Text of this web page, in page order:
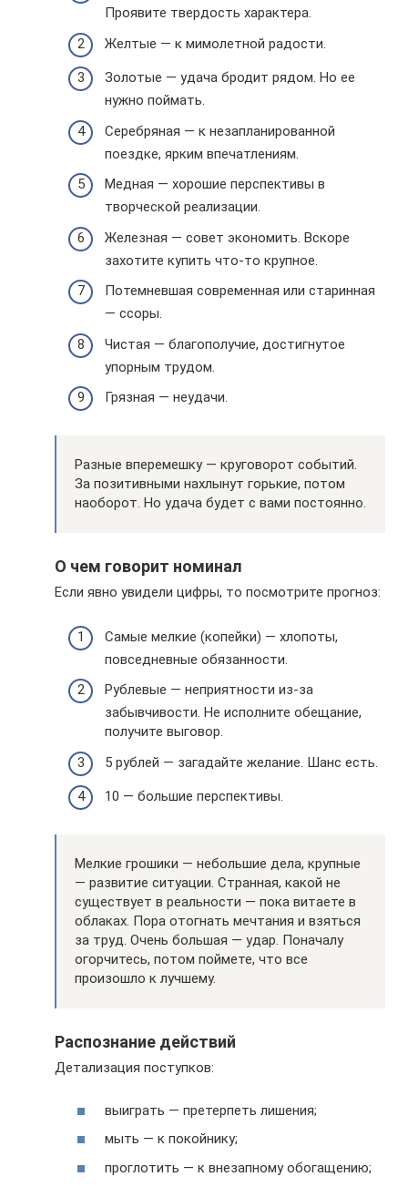
Проявите твердость характера.
Желтые — к мимолетной радости.
Золотые — удача бродит рядом. Но ее
нужно поймать.
Серебряная — к незапланированной
поездке, ярким впечатлениям.
Медная — хорошие перспективы в
творческой реализации.
Железная — совет экономить. Вскоре
захотите купить что-то крупное.
Потемневшая современная или старинная
— ссоры.
Чистая — благополучие, достигнутое
упорным трудом.
Грязная — неудачи.
Разные вперемешку — круговорот событий.
За позитивными нахлынут горькие, потом
наоборот. Но удача будет с вами постоянно.
О чем говорит номинал
Если явно увидели цифры, то посмотрите прогноз:
Самые мелкие (копейки) — хлопоты,
повседневные обязанности.
Рублевые — неприятности из-за
забывчивости. Не исполните обещание,
получите выговор.
5 рублей — загадайте желание. Шанс есть.
10 — большие перспективы.
Мелкие грошики — небольшие дела, крупные
— развитие ситуации. Странная, какой не
существует в реальности — пока витаете в
облаках. Пора отогнать мечтания и взяться
за труд. Очень большая — удар. Поначалу
огорчитесь, потом поймете, что все
произошло к лучшему.
Распознание действий
Детализация поступков:
выиграть — претерпеть лишения;
мыть — к покойнику;
проглотить — к внезапному обогащению;